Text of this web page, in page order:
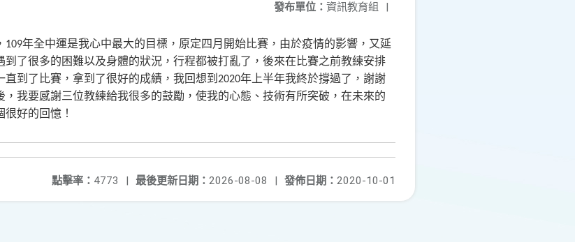
發布單位： 資訊教育組 |
109年全中運是我心中最大的目標，原定四月開始比賽，由於疫情的影響，又延
了很多的困難以及身體的狀況，行程都被打亂了，後來在比賽之前教練安排
到了比賽，拿到了很好的成績，我回想到 2020年上半年我終於撐過了，謝謝
我要感謝三位教練給我很多的鼓勵，使我的心態、技術有所突破，在未來的
好的回憶！
發佈日期： 2020-10-01
最後更新日期： 2026-08-08 |
點擊率： 4773 |